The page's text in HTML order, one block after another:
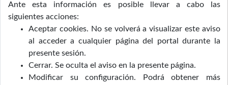
Ante esta información es posible llevar a cabo las
siguientes acciones:
Aceptar cookies. No se volverá a visualizar este aviso
al acceder a cualquier página del portal durante la
presente sesión.
Cerrar. Se oculta el aviso en la presente página.
Modificar su configuración. Podrá obtener más